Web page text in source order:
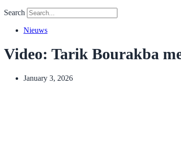
Search
Nieuws
Video: Tarik Bourakba
January 3, 2026